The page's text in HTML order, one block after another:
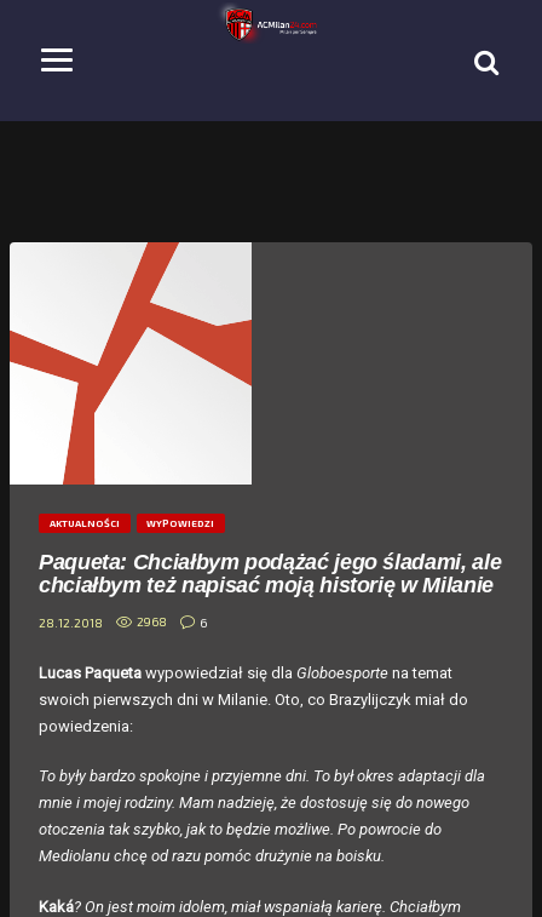
AKTUALNOŚCI WYPOWIEDZI
Paqueta: Chciałbym podążać jego śladami, ale
chciałbym też napisać moją historię w Milanie
28.12.2018 2968 6
Lucas Paqueta wypowiedział się dla Globoesporte na temat
swoich pierwszych dni w Milanie. Oto, co Brazylijczyk miał do
powiedzenia:
To były bardzo spokojne i przyjemne dni. To był okres adaptacji dla
mnie i mojej rodziny. Mam nadzieję, że dostosuję się do nowego
otoczenia tak szybko, jak to będzie możliwe. Po powrocie do
Mediolanu chcę od razu pomóc drużynie na boisku.
Kaká? On jest moim idolem, miał wspaniałą karierę. Chciałbym